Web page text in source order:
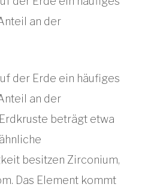
an der
der Erde ein häufiges
an der
beträgt etwa
besitzen Zirconium,
Das Element kommt